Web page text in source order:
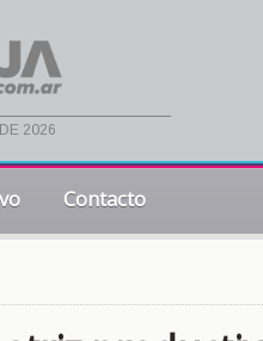
2026
Contacto